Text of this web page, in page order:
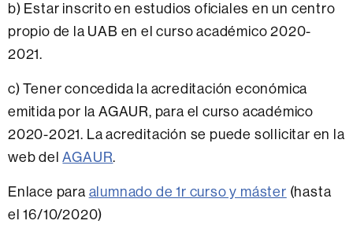
b) Estar inscrito en estudios oficiales en un centro
propio de la UAB en el curso académico 2020-
2021.
c) Tener concedida la acreditación económica
emitida por la AGAUR, para el curso académico
2020-2021. La acreditación se puede sollicitar en la
web del AGAUR.
Enlace para alumnado de 1r curso y máster (hasta
el 16/10/2020)